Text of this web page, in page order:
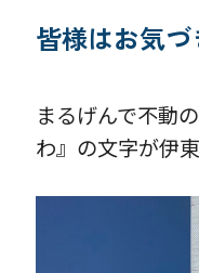
皆様はお気
まるげんで不動
わ』の文字が伊